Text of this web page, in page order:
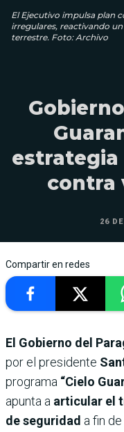
El Ejecutivo impulsa plan
irregulares, reactivando
terrestre. Foto: Archivo
estrategia
contra
26
Compartir en redes
El Gobierno del
por el presidente
programa “Cielo
apunta a articular el
de seguridad a fin de